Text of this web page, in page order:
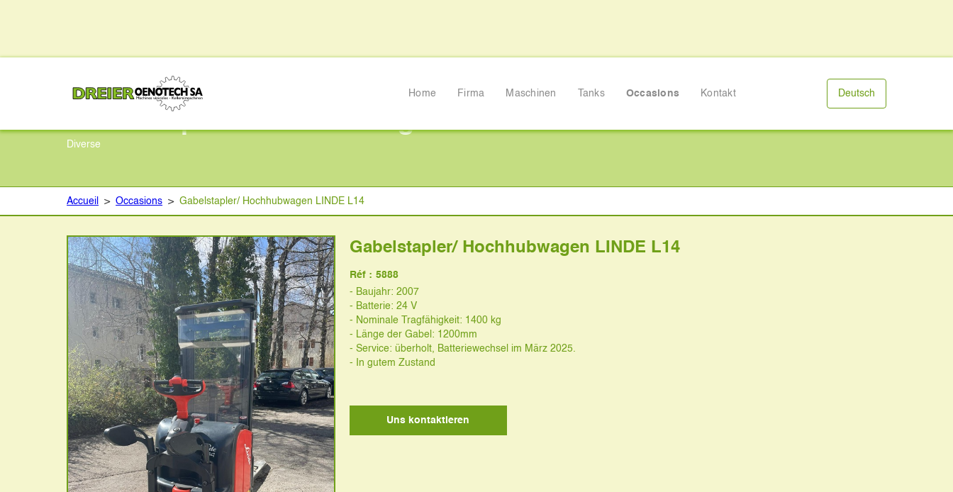
Home Firma Maschinen Tanks Occasions Kontakt Deutsch
Diverse
Accueil >Occasions >Gabelstapler/ Hochhubwagen LINDE L14
Gabelstapler/ Hochhubwagen LINDE L14
Réf : 5888
- Baujahr: 2007
- Batterie: 24 V
- Nominale Tragfähigkeit: 1400 kg
- Länge der Gabel: 1200mm
- Service: überholt, Batteriewechsel im März 2025.
- In gutem Zustand
Uns kontaktieren